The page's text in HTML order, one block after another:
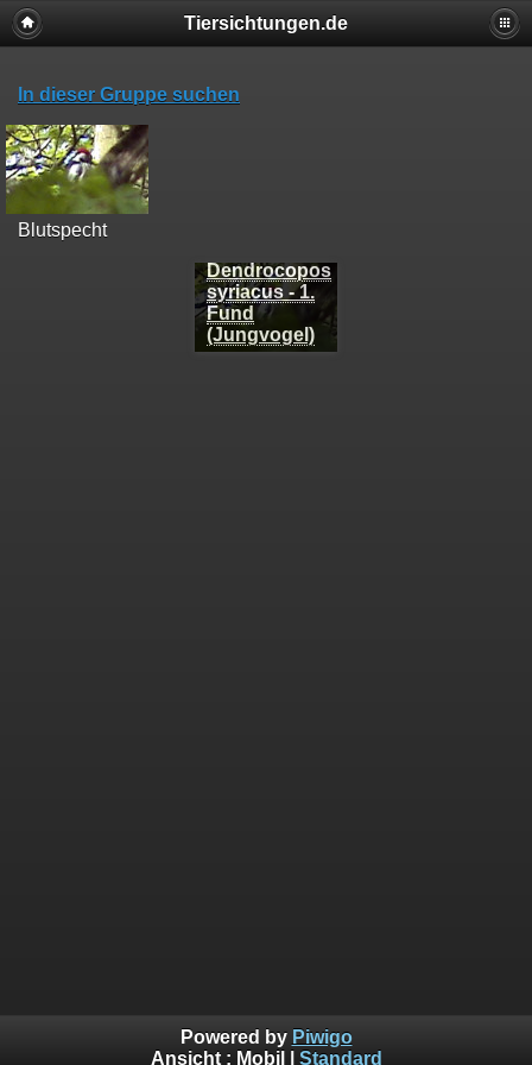
Tiersichtungen.de
In dieser Gruppe suchen
Blutspecht
Dendrocopos
syriacus - 1.
Fund
(Jungvogel)
Powered by Piwigo
Ansicht : Mobil Standard